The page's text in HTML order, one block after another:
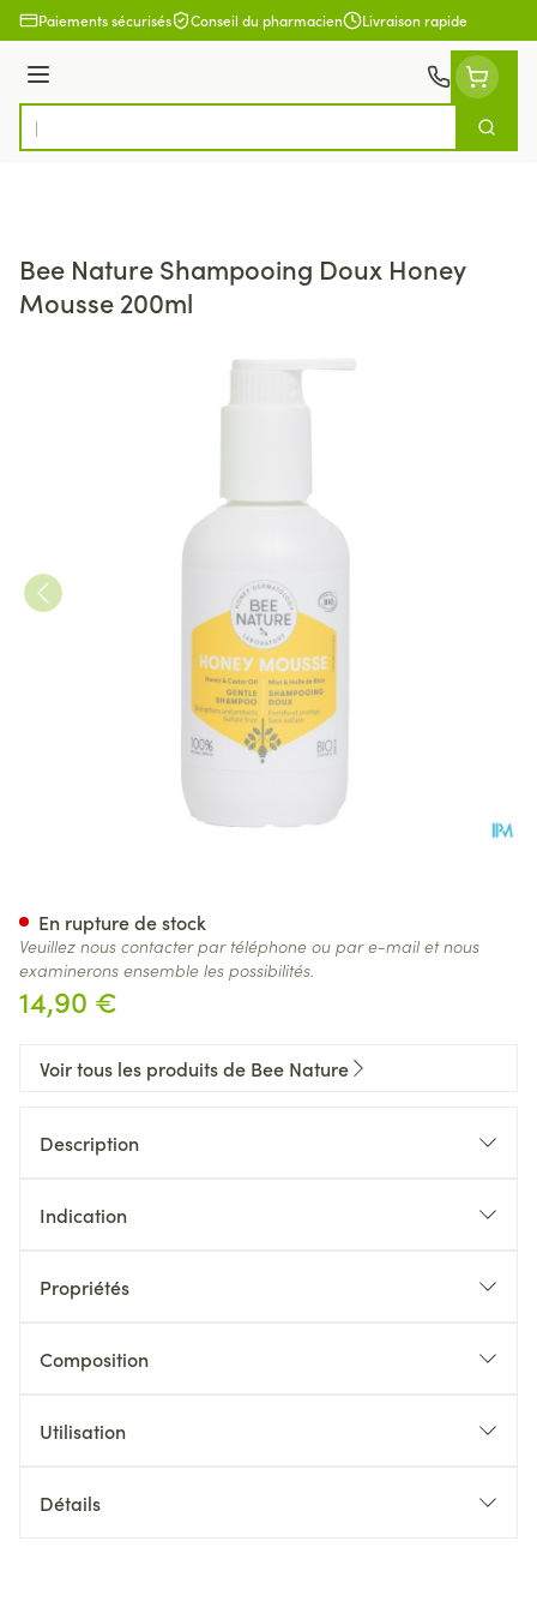
Aller au contenu
Paiements sécurisés Conseil du pharmacien Livraison rapide
Menu
Rechercher
Bee Nature Shampooing Doux Honey
Mousse 200ml
14,90 €
En rupture de stock
Veuillez nous contacter par téléphone ou par e-mail et nous
examinerons ensemble les possibilités.
Voir tous les produits de Bee Nature
Description
Indication
Propriétés
Composition
Utilisation
Détails